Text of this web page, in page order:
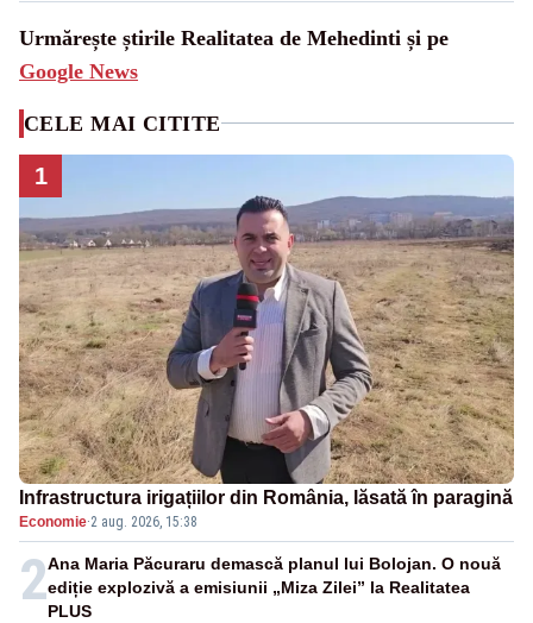
Urmărește știrile Realitatea de Mehedinti și pe
Google News
CELE MAI CITITE
1
Infrastructura irigațiilor din România, lăsată în paragină
Economie·2 aug. 2026, 15:38
2Ana Maria Păcuraru demască planul lui Bolojan. O nouă
ediție explozivă a emisiunii „Miza Zilei” la Realitatea
PLUS